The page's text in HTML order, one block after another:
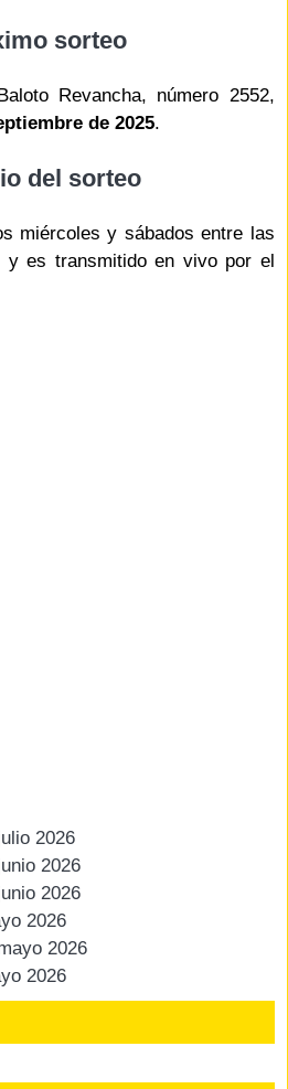
sorteo
Revancha, número 2552,
de 2025.
del sorteo
miércoles y sábados entre las
y es transmitido en vivo por el
2026
2026
2026
2026
2026
2026